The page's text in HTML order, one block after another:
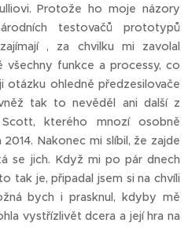
Protože ho moje názory
testovačů prototypů
, za chvilku mi zavolal
všechny funkce a processy, co
otázku ohledně předzesilovače
tak to nevěděl ani další z
kterého mnozí osobně
Nakonec mi slíbil, že zajde
se jich. Když mi po pár dnech
tak je, připadal jsem si na chvíli
bych i prasknul, kdyby mě
vystřízlivět dcera a její hra na